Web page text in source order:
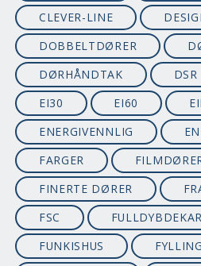
CLEVER-LINE
DOBBELTDØRER
DØRHÅNDTAK
DSR
EI30
EI60
ENERGIVENNLIG
FARGER
FINERTE DØRER
FSC
FUNKISHUS